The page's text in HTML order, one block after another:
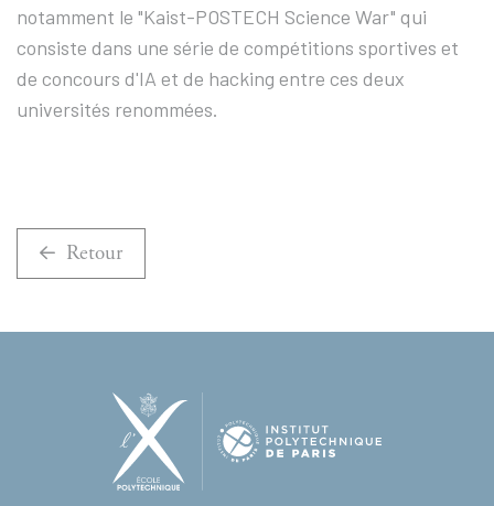
notamment le "Kaist-POSTECH Science War" qui
consiste dans une série de compétitions sportives et
de concours d'IA et de hacking entre ces deux
universités renommées.
Retour